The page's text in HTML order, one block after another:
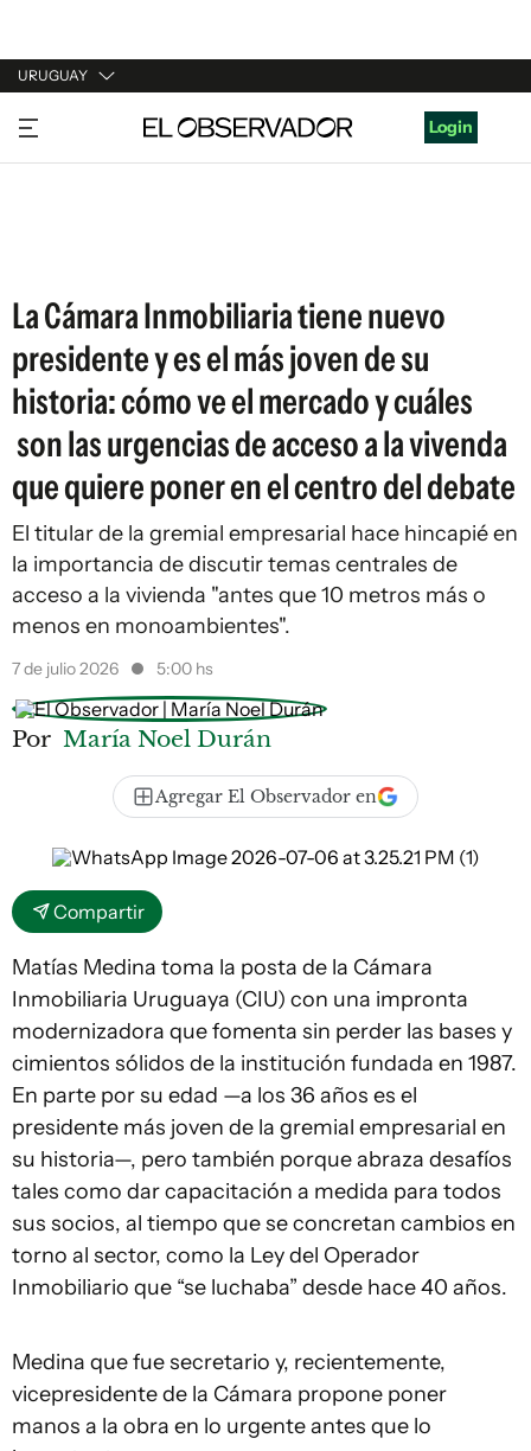
URUGUAY
URUGUAY
ARGENTINA
Login
La Cámara Inmobiliaria tiene nuevo
presidente y es el más joven de su
historia: cómo ve el mercado y cuáles
son las urgencias de acceso a la vivenda
que quiere poner en el centro del debate
El titular de la gremial empresarial hace hincapié en
la importancia de discutir temas centrales de
acceso a la vivienda "antes que 10 metros más o
menos en monoambientes".
7 de julio 2026 5:00 hs
Por María Noel Durán
Agregar El Observador en
Compartir
Matías Medina toma la posta de la Cámara
Inmobiliaria Uruguaya (CIU) con una impronta
modernizadora que fomenta sin perder las bases y
cimientos sólidos de la institución fundada en 1987.
En parte por su edad —a los 36 años es el
presidente más joven de la gremial empresarial en
su historia—, pero también porque abraza desafíos
tales como dar capacitación a medida para todos
sus socios, al tiempo que se concretan cambios en
torno al sector, como la Ley del Operador
Inmobiliario que “se luchaba” desde hace 40 años.
Medina que fue secretario y, recientemente,
vicepresidente de la Cámara propone poner
manos a la obra en lo urgente antes que lo